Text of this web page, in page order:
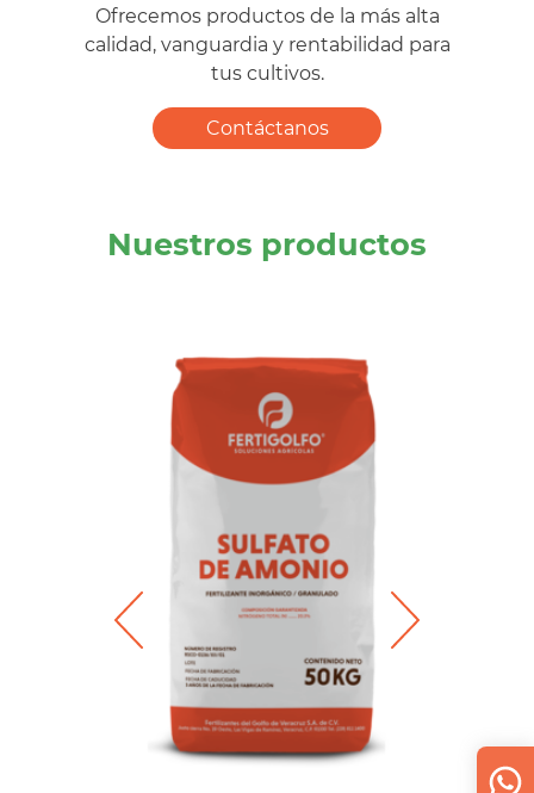
Ofrecemos productos de la más alta
calidad, vanguardia y rentabilidad para
tus cultivos.
Contáctanos
Nuestros productos